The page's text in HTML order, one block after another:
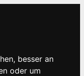
besser an
oder um